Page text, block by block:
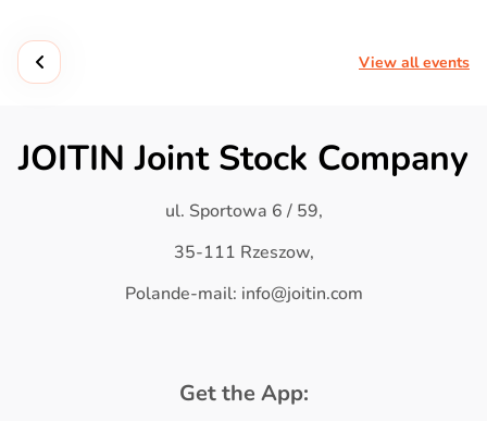
View all events
JOITIN Joint Stock Company
ul. Sportowa 6 / 59,
35-111 Rzeszow,
Polande-mail: info@joitin.com
Get the App: